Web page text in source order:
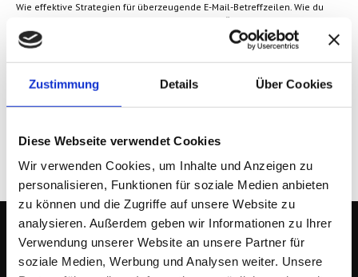
Zustimmung Details Über Cookies
Diese Webseite verwendet Cookies
Wir verwenden Cookies, um Inhalte und Anzeigen zu
personalisieren, Funktionen für soziale Medien anbieten
zu können und die Zugriffe auf unsere Website zu
analysieren. Außerdem geben wir Informationen zu Ihrer
Verwendung unserer Website an unsere Partner für
soziale Medien, Werbung und Analysen weiter. Unsere
Wie effektive Strategien für überzeugende E-Mail-Betreffzeilen. Wie du
Neugierde weckst, Relevanz schaffst und deine Öffnungsraten steigern
kannst. Praxisnahe Tipps für erfolgreiches E-Mail-Marketing